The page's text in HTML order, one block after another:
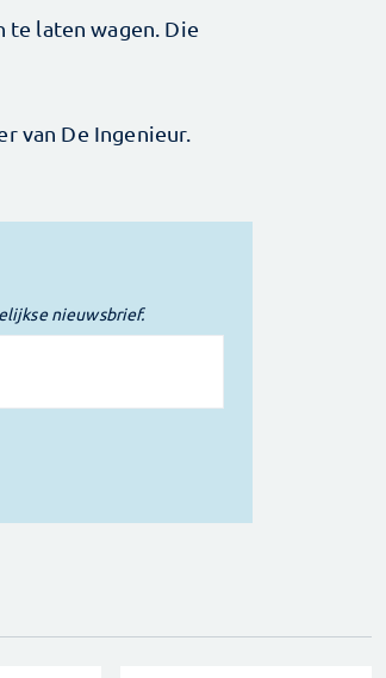
te laten wagen. Die
van De Ingenieur.
nieuwsbrief.